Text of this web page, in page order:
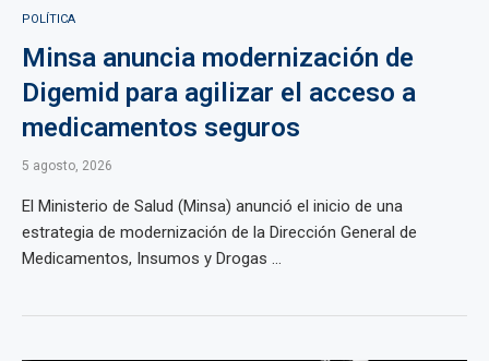
POLÍTICA
Minsa anuncia modernización de
Digemid para agilizar el acceso a
medicamentos seguros
5 agosto, 2026
El Ministerio de Salud (Minsa) anunció el inicio de una
estrategia de modernización de la Dirección General de
Medicamentos, Insumos y Drogas ...